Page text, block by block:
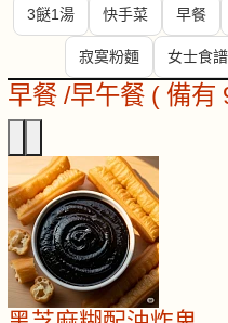
3餸1湯 快手菜 早餐
寂寞粉麵 女士食譜
早餐 /早午餐 ( 備有